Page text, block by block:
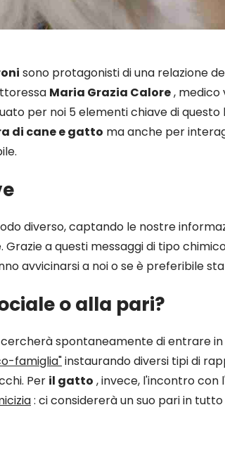
sono protagonisti di una relazione
Maria Grazia Calore,
per noi 5 elementi chiave di questo
di cane e gatto ma anche per
diverso, captando le nostre
Grazie a questi messaggi di tipo
avvicinarsi a noi o se è preferibile
o alla pari?
cercherà spontaneamente di entrare in
famiglia"instaurando diversi tipi di
Per il gatto , invece, l'incontro con
: ci considererà un suo pari in